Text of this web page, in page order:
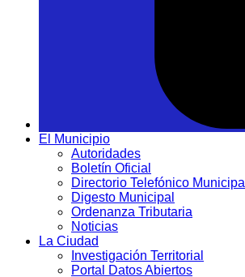
El Municipio
Autoridades
Boletín Oficial
Directorio Telefónico Municipal
Digesto Municipal
Ordenanza Tributaria
Noticias
La Ciudad
Investigación Territorial
Portal Datos Abiertos